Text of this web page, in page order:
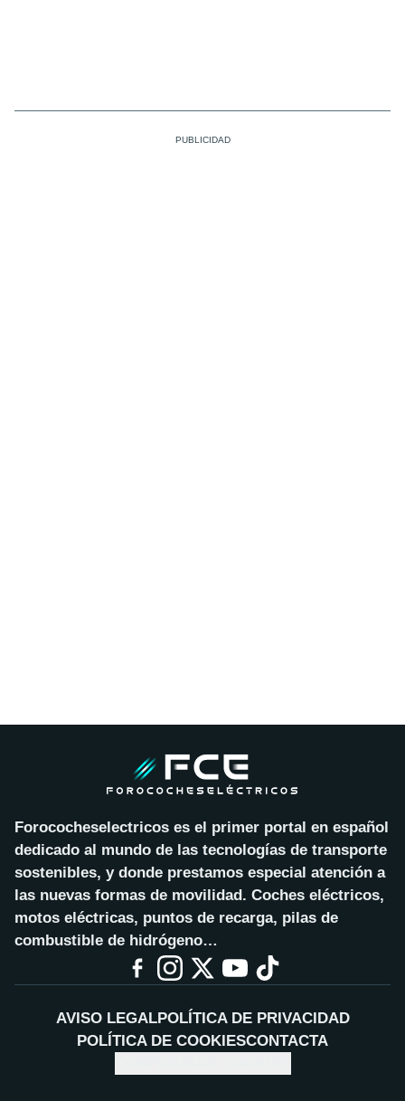
Forococheselectricos es el primer portal en español
dedicado al mundo de las tecnologías de transporte
sostenibles, y donde prestamos especial atención a
las nuevas formas de movilidad. Coches eléctricos,
motos eléctricas, puntos de recarga, pilas de
combustible de hidrógeno…
AVISO LEGALPOLÍTICA DE PRIVACIDAD
POLÍTICA DE COOKIESCONTACTA